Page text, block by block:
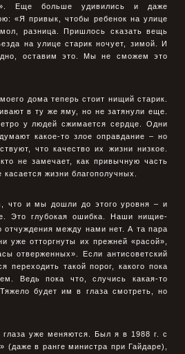
Еще больше удивились и даже
«Я привык, чтобы ребенок на улице
разница. Пришлось сказать вещь
на улице старик ночует, зимой. И
оставим это. Мы не сможем это
дома теперь стоит нищий старик.
в ту же яму, но не затянули еще.
у людей сжимается сердце. Одни
какое-то злое оправдание – но
что качество их жизни низкое.
не замечает, как привычную часть
жизни благополучных.
что и мы дошли до этого уровня – и
Это глубокая ошибка. Наши нищие-
отчуждения между нами нет. А та пара
уже отторгнуты их прежней «расой»,
отверженных». Если антисоветский
такой порог, какого пока
Ведь пока что, случись какая-то
будет им в глаза смотреть, но
уже меняются. Был я в 1988 г. с
в ранге министра при Гайдаре),